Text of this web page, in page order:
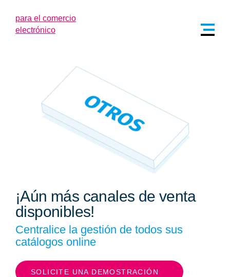
¡Aún más canales de venta
disponibles!
Centralice la gestión de todos sus
catálogos online
SOLICITE UNA DEMOSTRACIÓN